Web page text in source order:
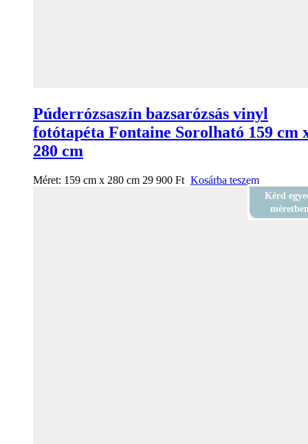
Púderrózsaszín bazsarózsás vinyl
fotótapéta Fontaine Sorolható 159 cm
280 cm
Méret: 159 cm x 280 cm 29 900 Ft Kosárba teszem
Kérd